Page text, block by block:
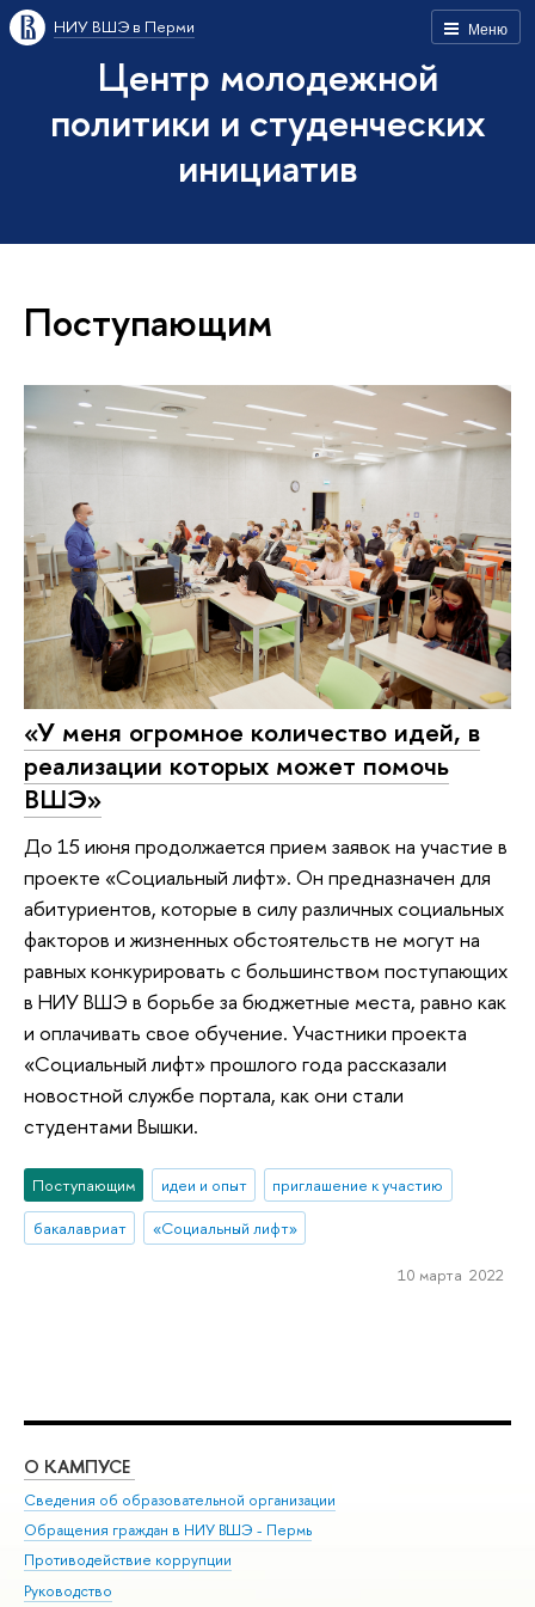
Меню
НИУ ВШЭ в Перми
Центр молодежной
политики и студенческих
инициатив
Поступающим
«У меня огромное количество идей, в
реализации которых может помочь
ВШЭ»
До 15 июня продолжается прием заявок на участие в
проекте «Социальный лифт». Он предназначен для
абитуриентов, которые в силу различных социальных
факторов и жизненных обстоятельств не могут на
равных конкурировать с большинством поступающих
в НИУ ВШЭ в борьбе за бюджетные места, равно как
и оплачивать свое обучение. Участники проекта
«Социальный лифт» прошлого года рассказали
новостной службе портала, как они стали
студентами Вышки.
Поступающим идеи и опыт
приглашение к участию
бакалавриат
«Социальный лифт»
10 марта 2022
О КАМПУСЕ
Сведения об образовательной организации
Обращения граждан в НИУ ВШЭ - Пермь
Противодействие коррупции
Руководство